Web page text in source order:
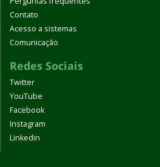
Contato
Acesso a sistemas
Comunicação
Redes Sociais
Twitter
YouTube
Facebook
Instagram
Linkedin